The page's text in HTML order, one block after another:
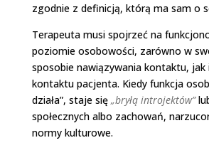
zgodnie z definicją, którą ma sam o
Terapeuta musi spojrzeć na
poziomie osobowości, zarówno w
sposobie nawiązywania kontaktu, jak
kontaktu pacjenta. Kiedy funkcja
działa”, staje się „bryłą introjektów”
społecznych albo zachowań,
normy kulturowe.